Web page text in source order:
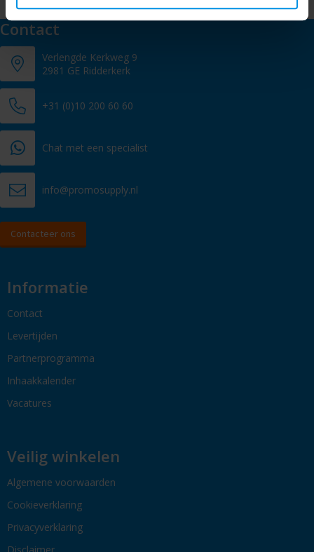
Contact
Verlengde Kerkweg 9
2981 GE Ridderkerk
+31 (0)10 200 60 60
Chat met een specialist
info@promosupply.nl
Contacteer ons
Informatie
Contact
Levertijden
Partnerprogramma
Inhaakkalender
Vacatures
Veilig winkelen
Algemene voorwaarden
Cookieverklaring
Privacyverklaring
Disclaimer